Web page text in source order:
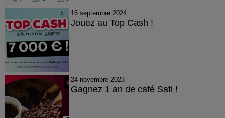
16 septembre 2024
Jouez au Top Cash !
24 novembre 2023
Gagnez 1 an de café Sati !